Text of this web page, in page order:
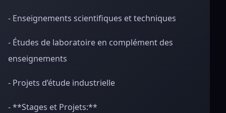
- Enseignements scientifiques et techniques
- Études de laboratoire en complément des
enseignements
- Projets d’étude industrielle
- **Stages et Projets:**